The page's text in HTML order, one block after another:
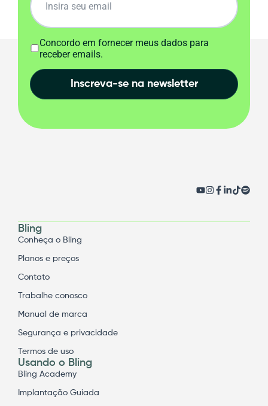
Concordo em fornecer meus dados para
receber emails.
Inscreva-se na newsletter
Bling
Conheça o Bling
Planos e preços
Contato
Trabalhe conosco
Manual de marca
Segurança e privacidade
Termos de uso
Usando o Bling
Bling Academy
Implantação Guiada